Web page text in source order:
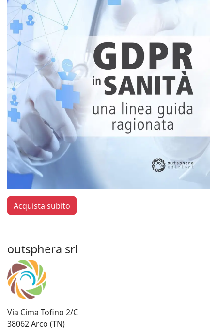
Acquista subito
outsphera srl
Via Cima Tofino 2/C
38062 Arco (TN)